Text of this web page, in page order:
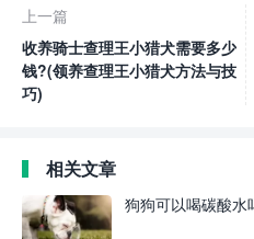
上一篇
收养骑士查理王小猎犬需要多少
钱?(领养查理王小猎犬方法与技
巧)
相关文章
狗狗可以喝碳酸水